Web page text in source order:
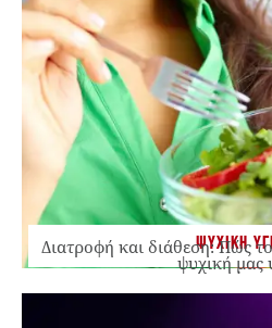
ΨΥΧΙΚΗ
Διατροφή και διάθεση: Πώς
ψυχική μας